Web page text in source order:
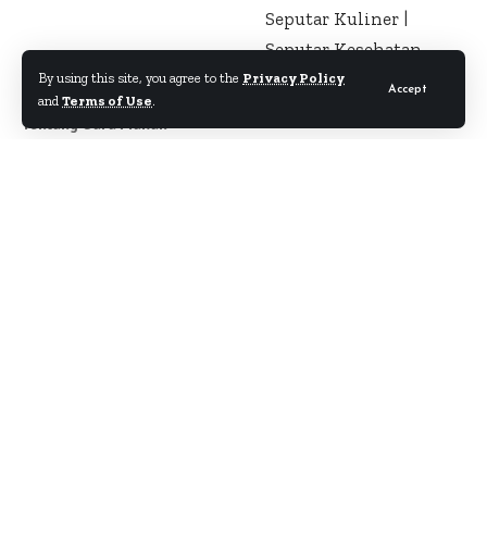
By using this site, you agree to the Privacy Policy
and Terms of Use.
Accept
Seputar Kuliner |
Seputar Kesehatan
Tentang Cara Makan